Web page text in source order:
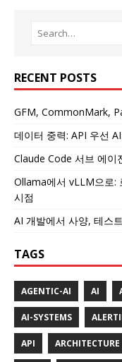
RECENT POSTS
GFM, CommonMark,
데이터 중력: API 우선
Claude Code 서브 에이
Ollama에서 vLLM으로:
시점
AI 개발에서 사양, 테스
TAGS
AGENTIC-AI AI
AI-SYSTEMS
API ARCHITECTURE